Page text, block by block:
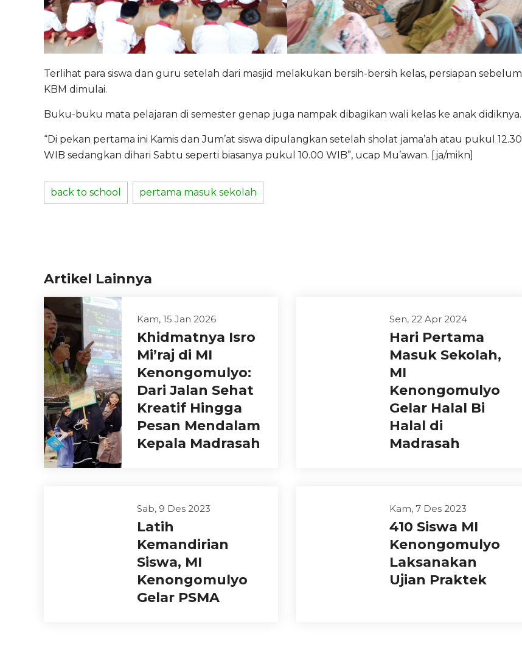
Terlihat para siswa dan guru setelah dari masjid melakukan bersih-bersih kelas, persiapan sebelum
KBM dimulai.
Buku-buku mata pelajaran di semester genap juga nampak dibagikan wali kelas ke anak didiknya.
“Di pekan pertama ini Kamis dan Jum’at siswa dipulangkan setelah sholat jama’ah atau pukul 12.30
WIB sedangkan dihari Sabtu seperti biasanya pukul 10.00 WIB”, ucap Mu’awan. [ja/mikn]
back to school pertama masuk sekolah
Artikel Lainnya
Kam, 15 Jan 2026
Khidmatnya Isro
Mi’raj di MI
Kenongomulyo:
Dari Jalan Sehat
Kreatif Hingga
Pesan Mendalam
Kepala Madrasah
Sen, 22 Apr 2024
Hari Pertama
Masuk Sekolah,
MI
Kenongomulyo
Gelar Halal Bi
Halal di
Madrasah
Sab, 9 Des 2023
Latih
Kemandirian
Siswa, MI
Kenongomulyo
Gelar PSMA
Kam, 7 Des 2023
410 Siswa MI
Kenongomulyo
Laksanakan
Ujian Praktek